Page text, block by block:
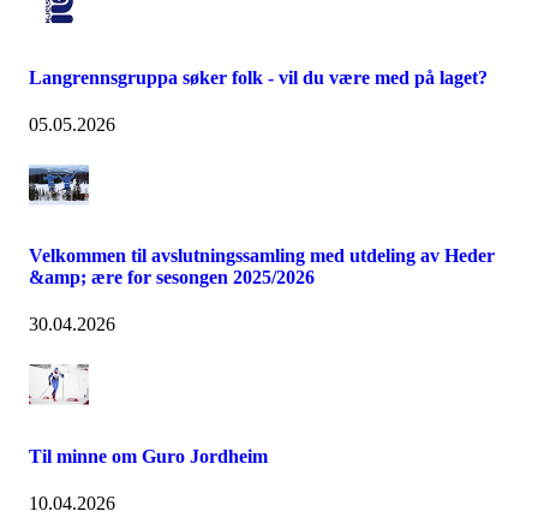
Langrennsgruppa søker folk - vil du være med på laget?
05.05.2026
Velkommen til avslutningssamling med utdeling av Heder
&amp; ære for sesongen 2025/2026
30.04.2026
Til minne om Guro Jordheim
10.04.2026